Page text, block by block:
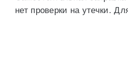
нет проверки на утечки.